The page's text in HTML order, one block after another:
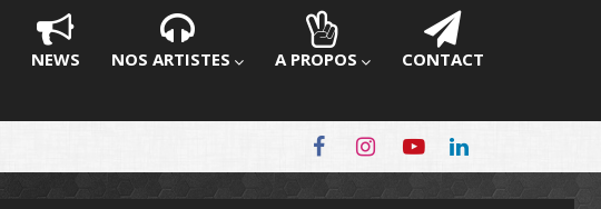
NEWS NOS ARTISTES A PROPOS CONTACT